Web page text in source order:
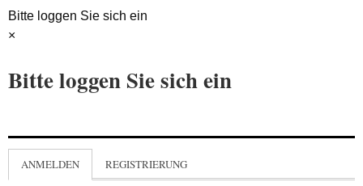
Bitte loggen Sie sich ein
×
Bitte loggen Sie sich ein
ANMELDEN REGISTRIERUNG